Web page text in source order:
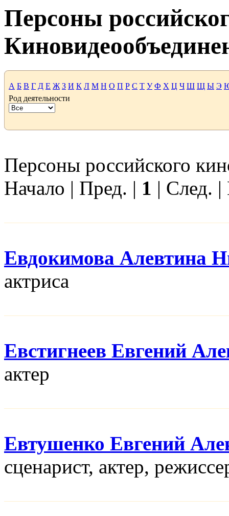
Персоны
А Б В Г Д Е Ж З И К Л М Н О П Р С Т У Ф Х Ц Ч Ш Щ Ы Э
Род деятельности
Персоны российского
Начало | Пред. | 1 | След.
Евдокимова Алевтина
актриса
Евстигнеев Евгений
актер
Евтушенко Евгений
сценарист, актер,